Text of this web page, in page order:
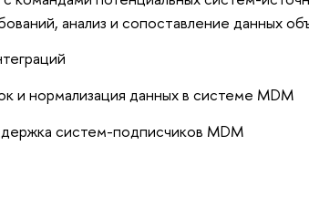
анализ и сопоставление данных
и нормализация данных в системе MDM
систем-подписчиков MDM